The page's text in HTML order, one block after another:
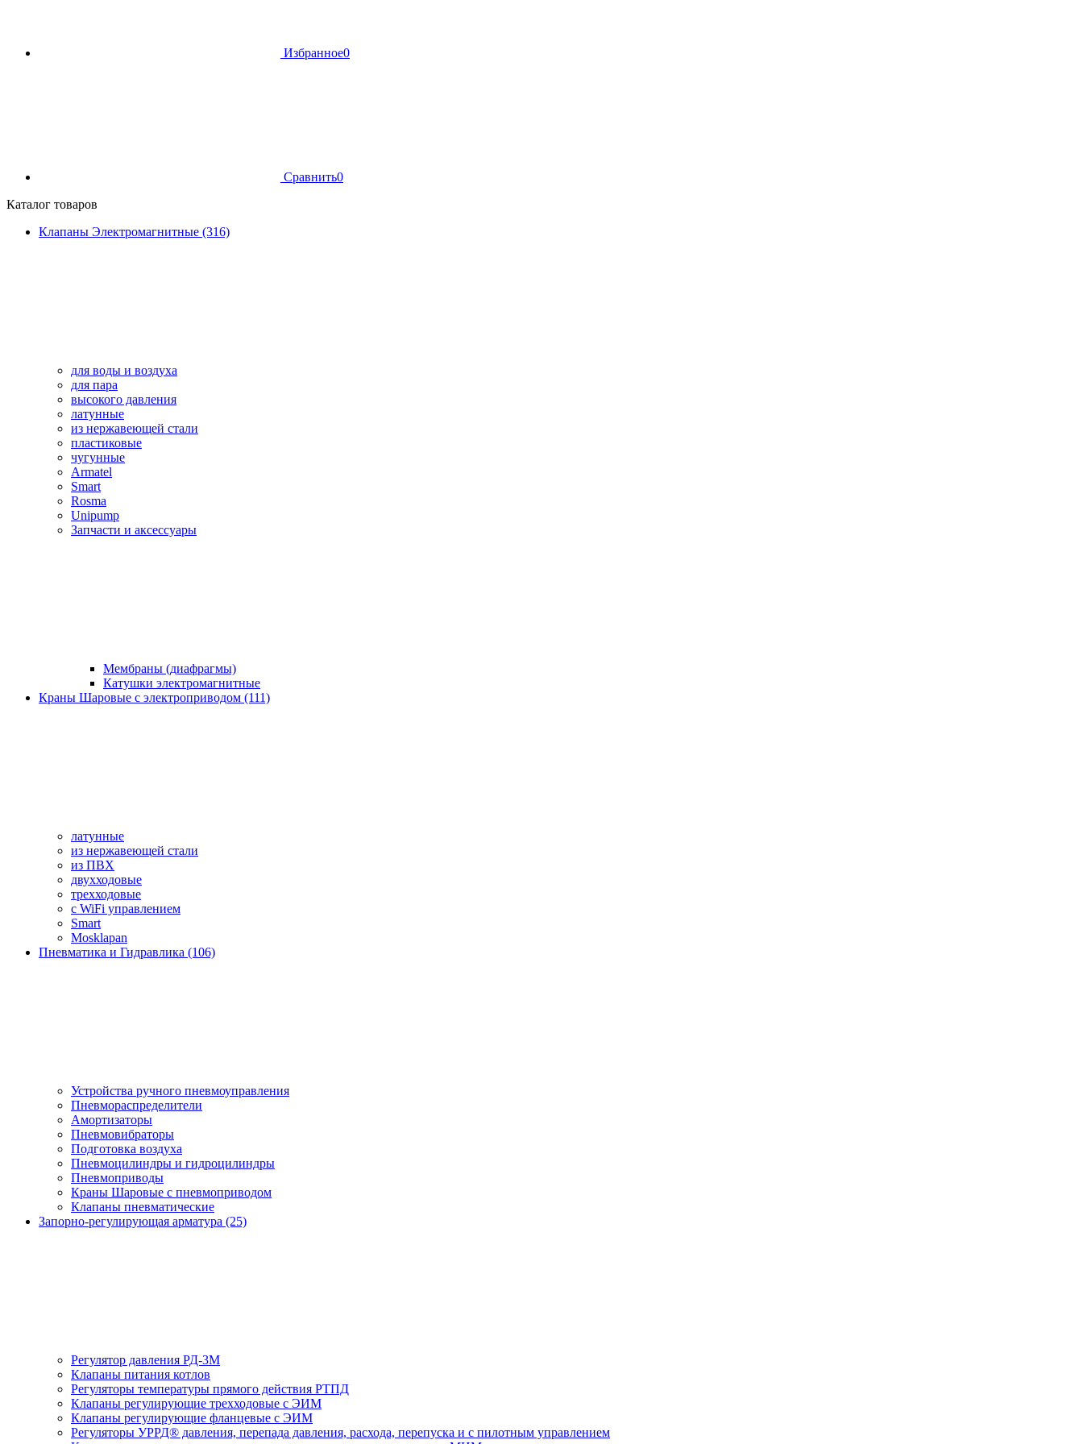
Избранное0
Сравнить0
Каталог товаров
Клапаны Электромагнитные (316)
для воды и воздуха
для пара
высокого давления
латунные
из нержавеющей стали
пластиковые
чугунные
Armatel
Smart
Rosma
Unipump
Запчасти и аксессуары
Мембраны (диафрагмы)
Катушки электромагнитные
Краны Шаровые с электроприводом (111)
латунные
из нержавеющей стали
из ПВХ
двухходовые
трехходовые
с WiFi управлением
Smart
Mosklapan
Пневматика и Гидравлика (106)
Устройства ручного пневмоуправления
Пневмораспределители
Амортизаторы
Пневмовибраторы
Подготовка воздуха
Пневмоцилиндры и гидроцилиндры
Пневмоприводы
Краны Шаровые с пневмоприводом
Клапаны пневматические
Запорно-регулирующая арматура (25)
Регулятор давления РД-3М
Клапаны питания котлов
Регуляторы температуры прямого действия РТПД
Клапаны регулирующие трехходовые с ЭИМ
Клапаны регулирующие фланцевые с ЭИМ
Регуляторы УРРД® давления, перепада давления, расхода, перепуска и с пилотным управлением